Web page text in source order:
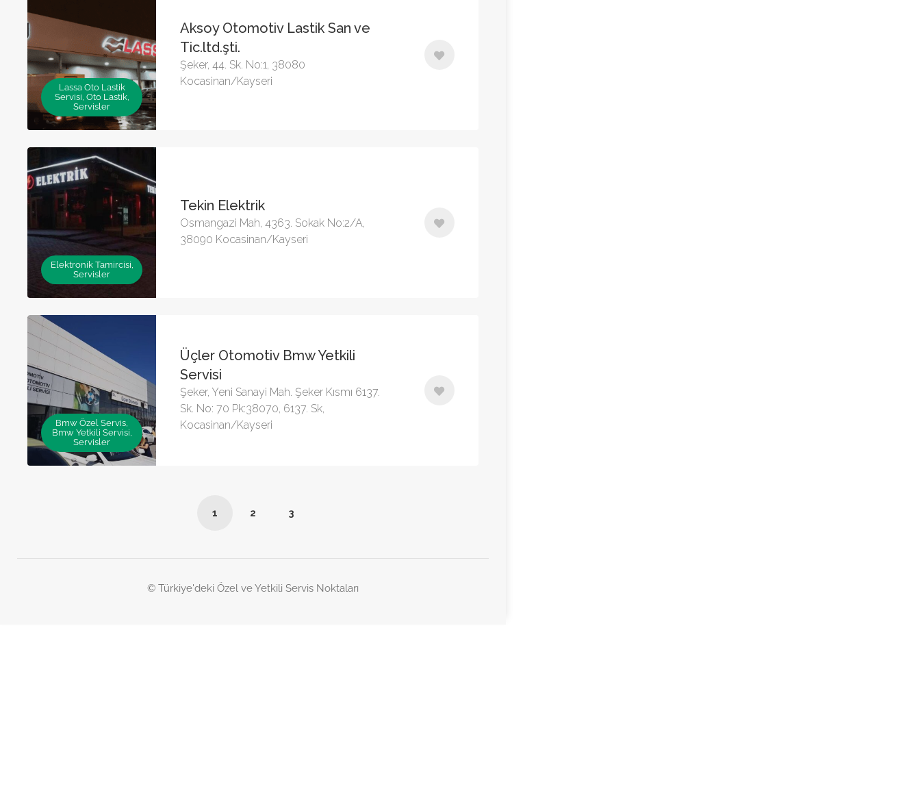
Lassa Oto Lastik
Servisi, Oto Lastik,
Servisler
Aksoy Otomotiv Lastik San ve
Tic.ltd.şti.
Şeker, 44. Sk. No:1, 38080
Kocasinan/Kayseri
Elektronik Tamircisi,
Servisler
Tekin Elektrik
Osmangazi Mah, 4363. Sokak No:2/A,
38090 Kocasinan/Kayseri
Bmw Özel Servis,
Bmw Yetkili Servisi,
Servisler
Üçler Otomotiv Bmw Yetkili
Servisi
Şeker, Yeni Sanayi Mah. Şeker Kısmı 6137.
Sk. No: 70 Pk:38070, 6137. Sk,
Kocasinan/Kayseri
1 2 3
© Türkiye'deki Özel ve Yetkili Servis Noktaları